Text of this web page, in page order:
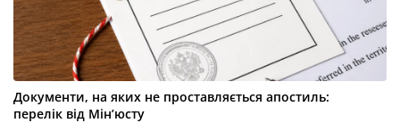
Документи, на яких не проставляється апостиль:
перелік від Мін’юсту